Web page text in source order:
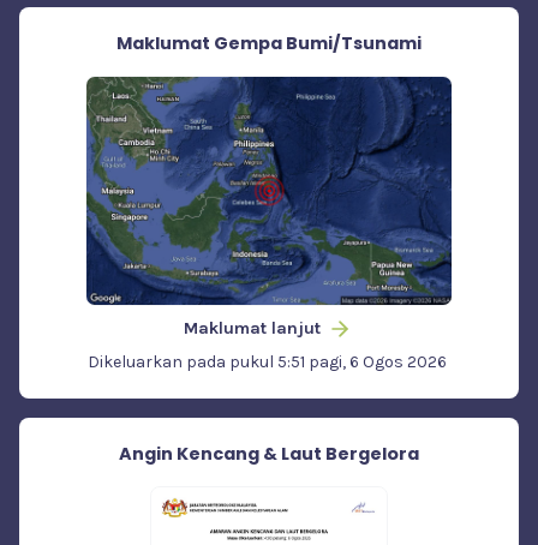
Maklumat Gempa Bumi/Tsunami
Maklumat lanjut
Dikeluarkan pada pukul 5:51 pagi, 6 Ogos 2026
Angin Kencang & Laut Bergelora